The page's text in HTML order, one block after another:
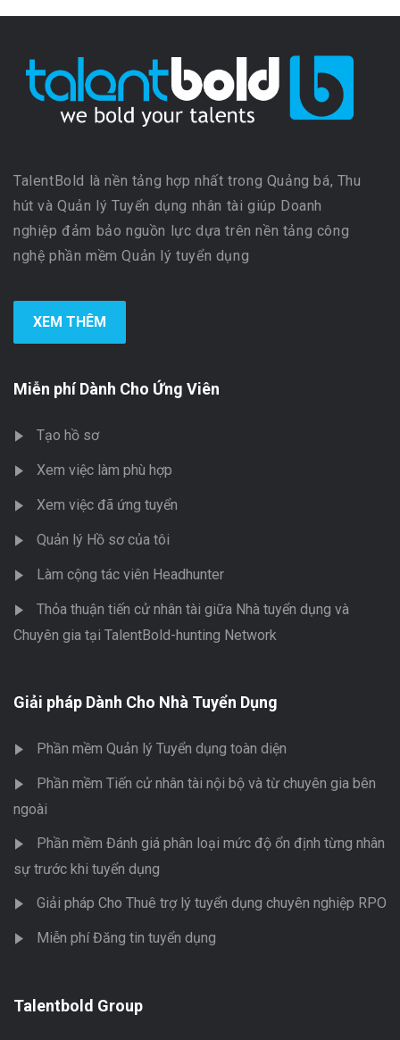
TalentBold là nền tảng hợp nhất trong Quảng bá, Thu
hút và Quản lý Tuyển dụng nhân tài giúp Doanh
nghiệp đảm bảo nguồn lực dựa trên nền tảng công
nghệ phần mềm Quản lý tuyển dụng
XEM THÊM
Miễn phí Dành Cho Ứng Viên
Tạo hồ sơ
Xem việc làm phù hợp
Xem việc đã ứng tuyển
Quản lý Hồ sơ của tôi
Làm cộng tác viên Headhunter
Thỏa thuận tiến cử nhân tài giữa Nhà tuyển dụng và
Chuyên gia tại TalentBold-hunting Network
Giải pháp Dành Cho Nhà Tuyển Dụng
Phần mềm Quản lý Tuyển dụng toàn diện
Phần mềm Tiến cử nhân tài nội bộ và từ chuyên gia bên
ngoài
Phần mềm Đánh giá phân loại mức độ ổn định từng nhân
sự trước khi tuyển dụng
Giải pháp Cho Thuê trợ lý tuyển dụng chuyên nghiệp RPO
Miễn phí Đăng tin tuyển dụng
Talentbold Group